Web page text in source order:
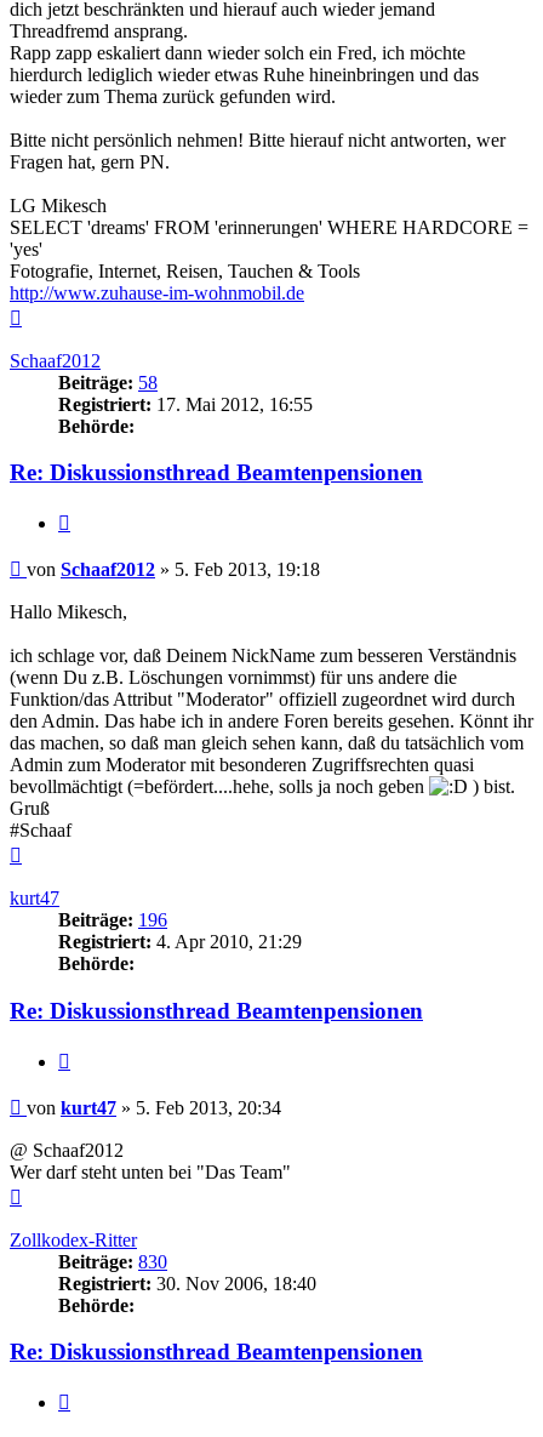
dich jetzt beschränkten und hierauf auch wieder jemand
Threadfremd ansprang.
Rapp zapp eskaliert dann wieder solch ein Fred, ich möchte
hierdurch lediglich wieder etwas Ruhe hineinbringen und das
wieder zum Thema zurück gefunden wird.
Bitte nicht persönlich nehmen! Bitte hierauf nicht antworten, wer
Fragen hat, gern PN.
LG Mikesch
SELECT 'dreams' FROM 'erinnerungen' WHERE HARDCORE =
'yes'
Fotografie, Internet, Reisen, Tauchen & Tools
http://www.zuhause-im-wohnmobil.de
Schaaf2012
Beiträge: 58
Registriert: 17. Mai 2012, 16:55
Behörde:
Re: Diskussionsthread Beamtenpensionen
Beitrag
von Schaaf2012 » 5. Feb 2013, 19:18
Hallo Mikesch,
ich schlage vor, daß Deinem NickName zum besseren Verständnis
(wenn Du z.B. Löschungen vornimmst) für uns andere die
Funktion/das Attribut "Moderator" offiziell zugeordnet wird durch
den Admin. Das habe ich in andere Foren bereits gesehen. Könnt ihr
das machen, so daß man gleich sehen kann, daß du tatsächlich vom
Admin zum Moderator mit besonderen Zugriffsrechten quasi
bevollmächtigt (=befördert....hehe, solls ja noch geben
) bist.
Gruß
#Schaaf
kurt47
Beiträge: 196
Registriert: 4. Apr 2010, 21:29
Behörde:
Re: Diskussionsthread Beamtenpensionen
Beitrag
von kurt47 » 5. Feb 2013, 20:34
@ Schaaf2012
Wer darf steht unten bei "Das Team"
Zollkodex-Ritter
Beiträge: 830
Registriert: 30. Nov 2006, 18:40
Behörde:
Re: Diskussionsthread Beamtenpensionen